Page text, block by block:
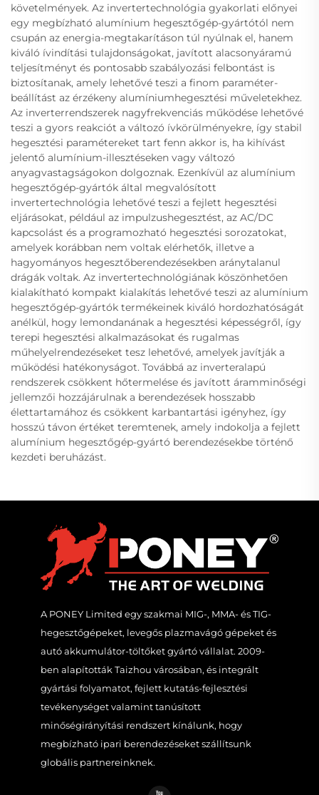
követelmények. Az invertertechnológia gyakorlati előnyei
egy megbízható alumínium hegesztőgép-gyártótól nem
csupán az energia-megtakarításon túl nyúlnak el, hanem
kiváló ívindítási tulajdonságokat, javított alacsonyáramú
teljesítményt és pontosabb szabályozási felbontást is
biztosítanak, amely lehetővé teszi a finom paraméter-
beállítást az érzékeny alumíniumhegesztési műveletekhez.
Az inverterrendszerek nagyfrekvenciás működése lehetővé
teszi a gyors reakciót a változó ívkörülményekre, így stabil
hegesztési paramétereket tart fenn akkor is, ha kihívást
jelentő alumínium-illesztéseken vagy változó
anyagvastagságokon dolgoznak. Ezenkívül az alumínium
hegesztőgép-gyártók által megvalósított
invertertechnológia lehetővé teszi a fejlett hegesztési
eljárásokat, például az impulzushegesztést, az AC/DC
kapcsolást és a programozható hegesztési sorozatokat,
amelyek korábban nem voltak elérhetők, illetve a
hagyományos hegesztőberendezésekben aránytalanul
drágák voltak. Az invertertechnológiának köszönhetően
kialakítható kompakt kialakítás lehetővé teszi az alumínium
hegesztőgép-gyártók termékeinek kiváló hordozhatóságát
anélkül, hogy lemondanának a hegesztési képességről, így
terepi hegesztési alkalmazásokat és rugalmas
műhelyelrendezéseket tesz lehetővé, amelyek javítják a
működési hatékonyságot. Továbbá az inverteralapú
rendszerek csökkent hőtermelése és javított áramminőségi
jellemzői hozzájárulnak a berendezések hosszabb
élettartamához és csökkent karbantartási igényhez, így
hosszú távon értéket teremtenek, amely indokolja a fejlett
alumínium hegesztőgép-gyártó berendezésekbe történő
kezdeti beruházást.
A PONEY Limited egy szakmai MIG-, MMA- és TIG-
hegesztőgépeket, levegős plazmavágó gépeket és
autó akkumulátor-töltőket gyártó vállalat. 2009-
ben alapították Taizhou városában, és integrált
gyártási folyamatot, fejlett kutatás-fejlesztési
tevékenységet valamint tanúsított
minőségirányítási rendszert kínálunk, hogy
megbízható ipari berendezéseket szállítsunk
globális partnereinknek.